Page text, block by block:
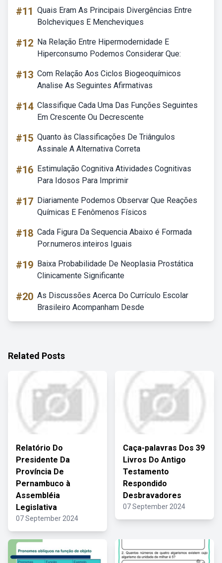
#11 Quais Eram As Principais Divergências Entre
Bolcheviques E Mencheviques
#12 Na Relação Entre Hipermodernidade E
Hiperconsumo Podemos Considerar Que:
#13 Com Relação Aos Ciclos Biogeoquímicos
Analise As Seguintes Afirmativas
#14 Classifique Cada Uma Das Funções Seguintes
Em Crescente Ou Decrescente
#15 Quanto às Classificações De Triângulos
Assinale A Alternativa Correta
#16 Estimulação Cognitiva Atividades Cognitivas
Para Idosos Para Imprimir
#17 Diariamente Podemos Observar Que Reações
Químicas E Fenômenos Físicos
#18 Cada Figura Da Sequencia Abaixo é Formada
Por.numeros.inteiros Iguais
#19 Baixa Probabilidade De Neoplasia Prostática
Clinicamente Significante
#20 As Discussões Acerca Do Currículo Escolar
Brasileiro Acompanham Desde
Related Posts
Relatório Do
Presidente Da
Província De
Pernambuco à
Assembléia
Legislativa
07 September 2024
Caça-palavras Dos 39
Livros Do Antigo
Testamento
Respondido
Desbravadores
07 September 2024